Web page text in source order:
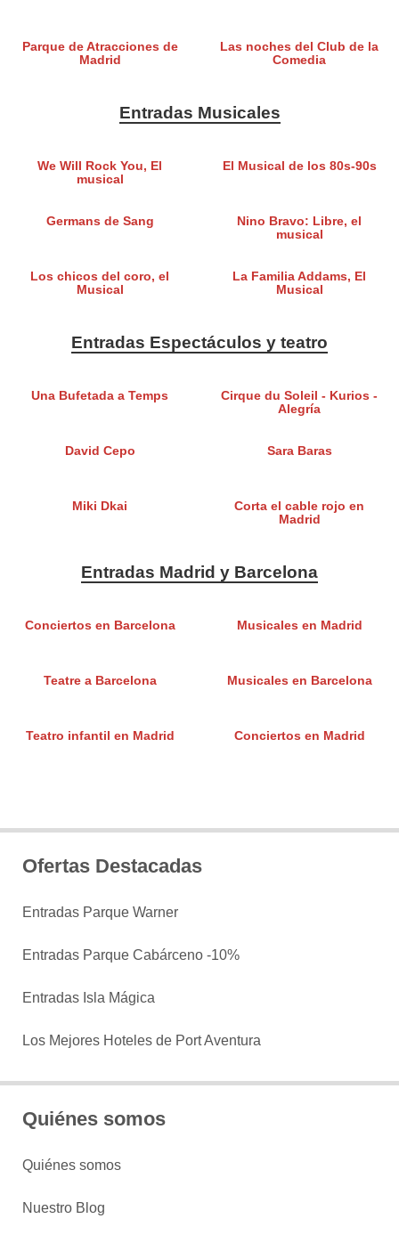
Parque de Atracciones de
Madrid
Las noches del Club de la
Comedia
Entradas Musicales
We Will Rock You, El
musical
El Musical de los 80s-90s
Germans de Sang
Nino Bravo: Libre, el
musical
Los chicos del coro, el
Musical
La Familia Addams, El
Musical
Entradas Espectáculos y teatro
Una Bufetada a Temps
Cirque du Soleil - Kurios -
Alegría
David Cepo Sara Baras
Miki Dkai
Corta el cable rojo en
Madrid
Entradas Madrid y Barcelona
Conciertos en Barcelona Musicales en Madrid
Teatre a Barcelona Musicales en Barcelona
Teatro infantil en Madrid Conciertos en Madrid
Ofertas Destacadas
Entradas Parque Warner
Entradas Parque Cabárceno -10%
Entradas Isla Mágica
Los Mejores Hoteles de Port Aventura
Quiénes somos
Quiénes somos
Nuestro Blog